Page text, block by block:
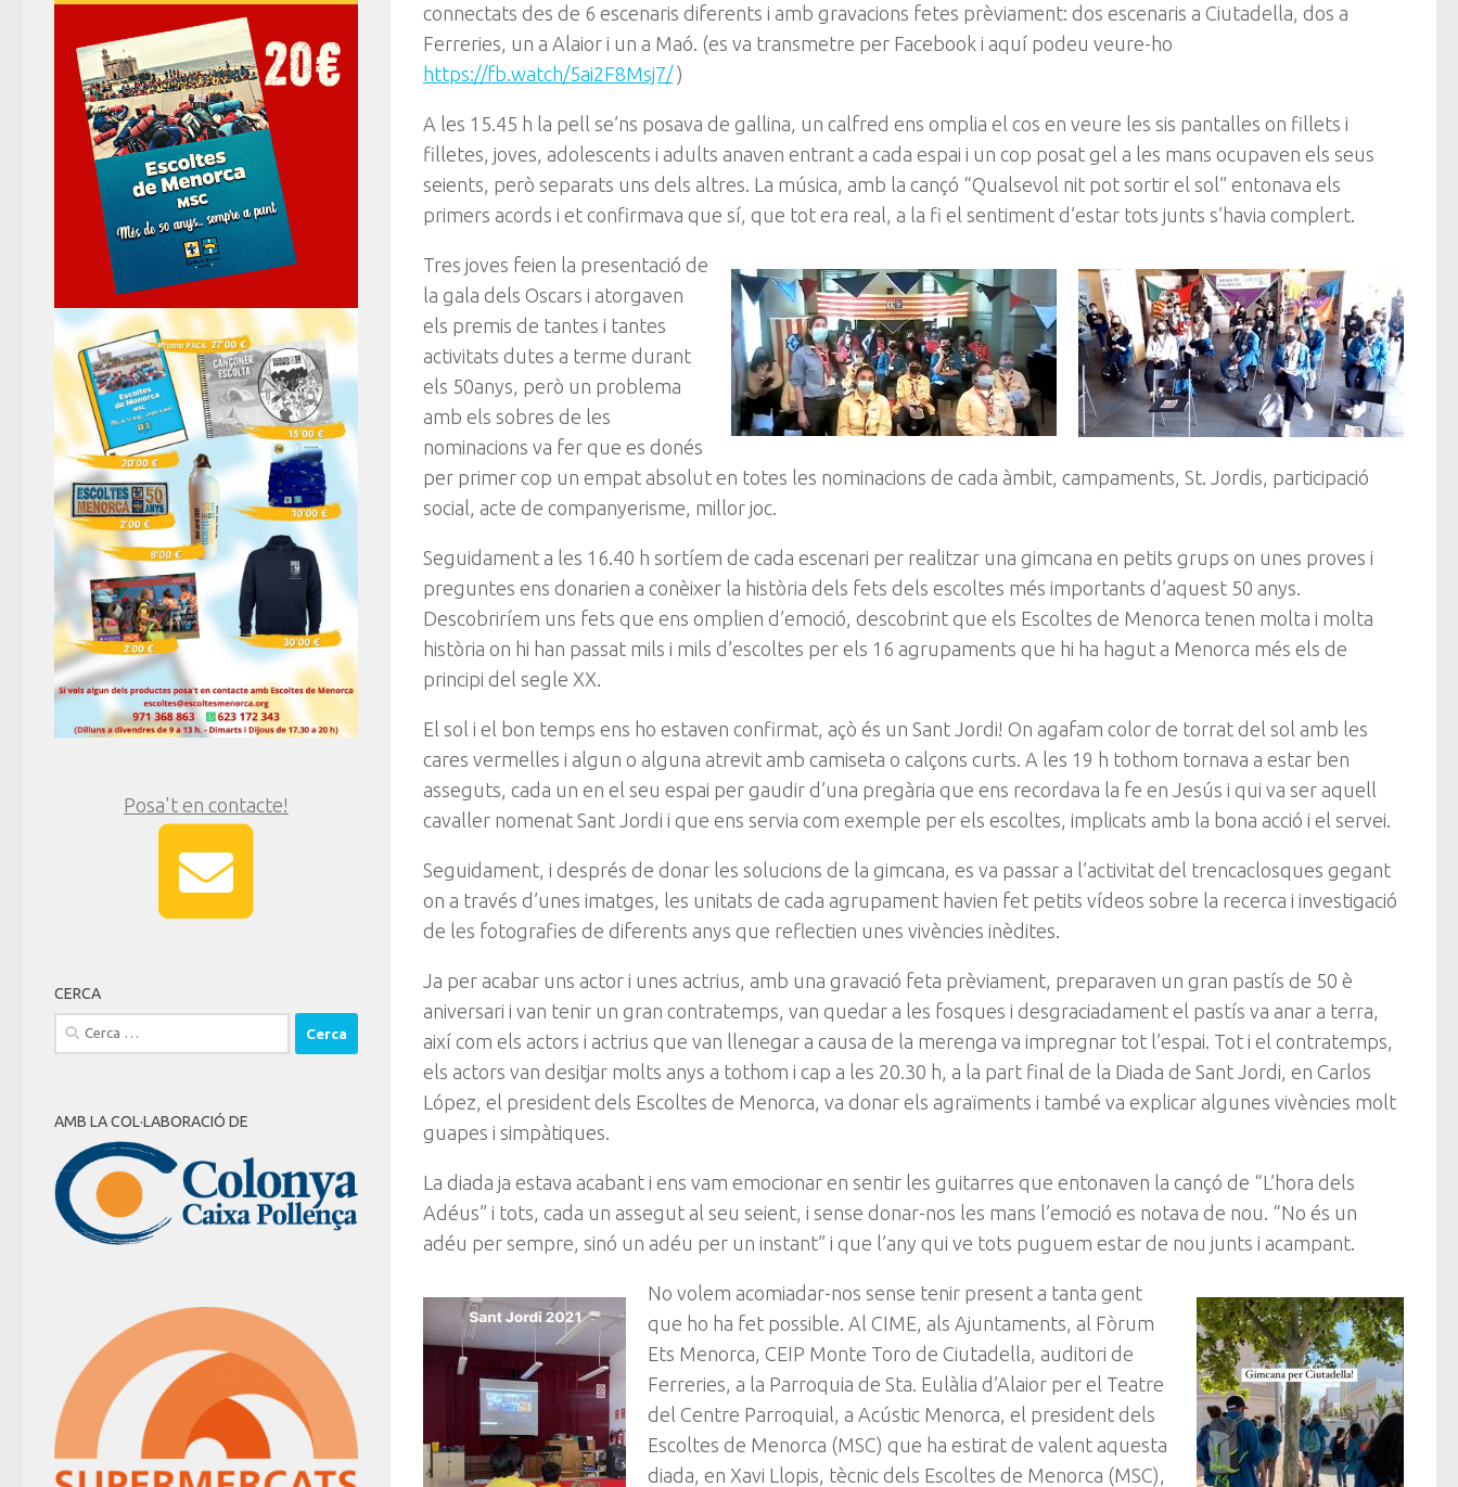
connectats des de 6 escenaris diferents i amb gravacions fetes prèviament: dos escenaris a Ciutadella, dos a
Ferreries, un a Alaior i un a Maó. (es va transmetre per Facebook i aquí podeu veure-ho
https://fb.watch/5ai2F8Msj7/)
A les 15.45 h la pell se’ns posava de gallina, un calfred ens omplia el cos en veure les sis pantalles on fillets i
filletes, joves, adolescents i adults anaven entrant a cada espai i un cop posat gel a les mans ocupaven els seus
seients, però separats uns dels altres. La música, amb la cançó “Qualsevol nit pot sortir el sol” entonava els
primers acords i et confirmava que sí, que tot era real, a la fi el sentiment d’estar tots junts s’havia complert.
Tres joves feien la presentació de
la gala dels Oscars i atorgaven
els premis de tantes i tantes
activitats dutes a terme durant
els 50anys, però un problema
amb els sobres de les
nominacions va fer que es donés
per primer cop un empat absolut en totes les nominacions de cada àmbit, campaments, St. Jordis, participació
social, acte de companyerisme, millor joc.
Seguidament a les 16.40 h sortíem de cada escenari per realitzar una gimcana en petits grups on unes proves i
preguntes ens donarien a conèixer la història dels fets dels escoltes més importants d’aquest 50 anys.
Descobriríem uns fets que ens omplien d’emoció, descobrint que els Escoltes de Menorca tenen molta i molta
història on hi han passat mils i mils d’escoltes per els 16 agrupaments que hi ha hagut a Menorca més els de
principi del segle XX.
El sol i el bon temps ens ho estaven confirmat, açò és un Sant Jordi! On agafam color de torrat del sol amb les
cares vermelles i algun o alguna atrevit amb camiseta o calçons curts. A les 19 h tothom tornava a estar ben
asseguts, cada un en el seu espai per gaudir d’una pregària que ens recordava la fe en Jesús i qui va ser aquell
cavaller nomenat Sant Jordi i que ens servia com exemple per els escoltes, implicats amb la bona acció i el servei.
Seguidament, i després de donar les solucions de la gimcana, es va passar a l’activitat del trencaclosques gegant
on a través d’unes imatges, les unitats de cada agrupament havien fet petits vídeos sobre la recerca i investigació
de les fotografies de diferents anys que reflectien unes vivències inèdites.
Ja per acabar uns actor i unes actrius, amb una gravació feta prèviament, preparaven un gran pastís de 50 è
aniversari i van tenir un gran contratemps, van quedar a les fosques i desgraciadament el pastís va anar a terra,
així com els actors i actrius que van llenegar a causa de la merenga va impregnar tot l’espai. Tot i el contratemps,
els actors van desitjar molts anys a tothom i cap a les 20.30 h, a la part final de la Diada de Sant Jordi, en Carlos
López, el president dels Escoltes de Menorca, va donar els agraïments i també va explicar algunes vivències molt
guapes i simpàtiques.
La diada ja estava acabant i ens vam emocionar en sentir les guitarres que entonaven la cançó de “L’hora dels
Adéus” i tots, cada un assegut al seu seient, i sense donar-nos les mans l’emoció es notava de nou. “No és un
adéu per sempre, sinó un adéu per un instant” i que l’any qui ve tots puguem estar de nou junts i acampant.
No volem acomiadar-nos sense tenir present a tanta gent
que ho ha fet possible. Al CIME, als Ajuntaments, al Fòrum
Ets Menorca, CEIP Monte Toro de Ciutadella, auditori de
Ferreries, a la Parroquia de Sta. Eulàlia d’Alaior per el Teatre
del Centre Parroquial, a Acústic Menorca, el president dels
Escoltes de Menorca (MSC) que ha estirat de valent aquesta
diada, en Xavi Llopis, tècnic dels Escoltes de Menorca (MSC),
Posa't en contacte!
CERCA
Cerca:
AMB LA COL·LABORACIÓ DE